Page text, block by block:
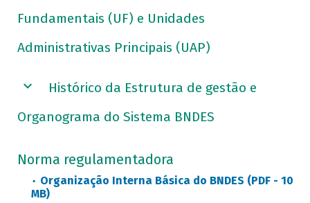
Fundamentais (UF) e Unidades
Administrativas Principais (UAP)
Histórico da Estrutura de gestão e
Organograma do Sistema BNDES
Norma regulamentadora
Organização Interna Básica do BNDES (PDF - 10
MB)